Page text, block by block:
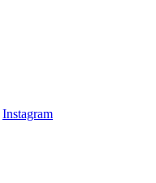
Instagram